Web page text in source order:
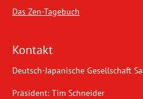
Das Zen-Tagebuch
Kontakt
Deutsch-Japanische Gesellschaft
Präsident: Tim Schneider